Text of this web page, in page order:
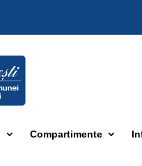
Compartimente